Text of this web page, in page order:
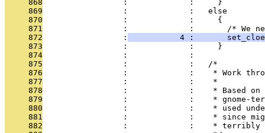
     868
                 :             :     }
     869
                 :             :   else
     870
                 :             :     {
     871
:             :       /* We
     872
                 :
4 :
     873
                 :             :     }
     874
                 :             :
     875
                 :             :   /*
     876
:             :    * Work
     877
                 :             :    *
     878
:             :    * Based on
     879
:             :    * gnome-
     880
:             :    * used
     881
:             :    * since
     882
:             :    *